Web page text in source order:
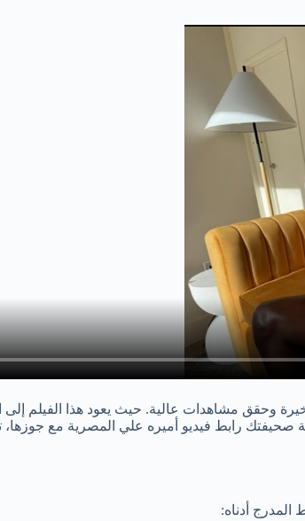
وحقق مشاهدات عالية. حيث يعود هذا الفيلم
رابط فيديو أميره علي المصرية مع جوزها،
أدناه: